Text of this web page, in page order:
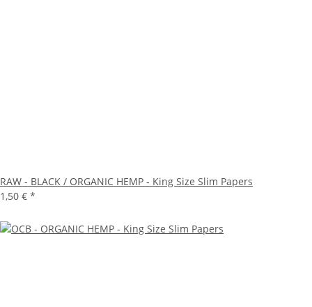
RAW - BLACK / ORGANIC HEMP - King Size Slim Papers
1,50 € *